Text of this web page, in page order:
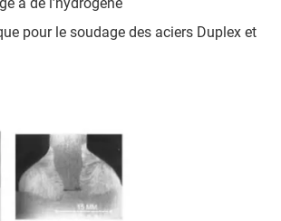
pour le soudage des aciers Duplex et